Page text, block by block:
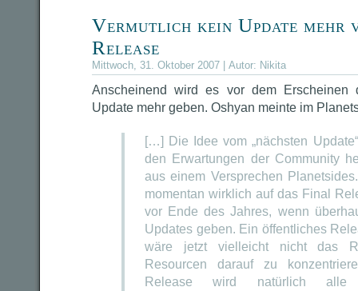
Vermutlich kein Update mehr
Release
Mittwoch, 31. Oktober 2007 | Autor: Nikita
Anscheinend wird es vor dem
Update mehr geben. Oshyan meinte im
[…] Die Idee vom „nächsten
den Erwartungen der Community
aus einem Versprechen
momentan wirklich auf das Final
vor Ende des Jahres, wenn
Updates geben. Ein öffentliches
wäre jetzt vielleicht nicht das
Resourcen darauf zu
Release wird natürlich alle